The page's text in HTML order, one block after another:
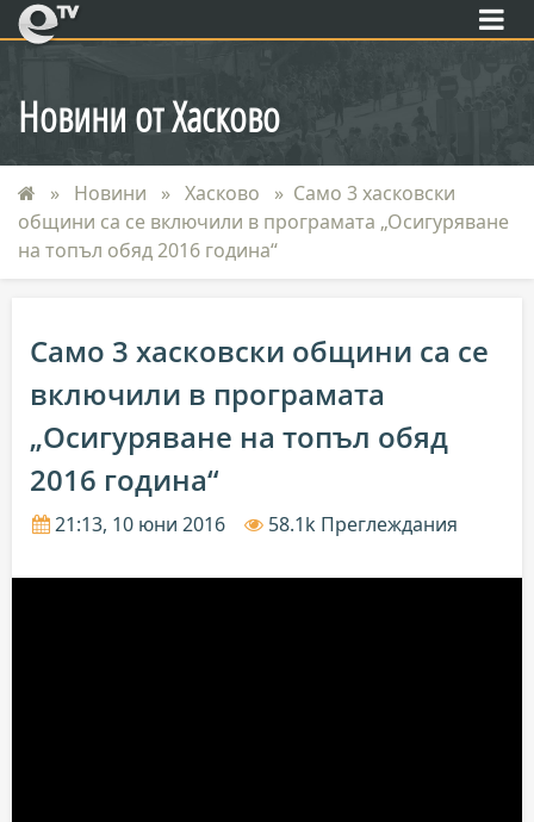
eTV
Новини от Хасково
Новини Хасково
Само 3 хасковски
общини са се включили в програмата „Осигуряване
на топъл обяд 2016 година“
Само 3 хасковски общини са се
включили в програмата
„Осигуряване на топъл обяд
2016 година“
21:13, 10 юни 2016 58.1k Преглеждания